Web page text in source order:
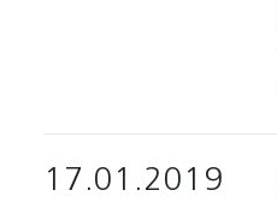
17.01.2019